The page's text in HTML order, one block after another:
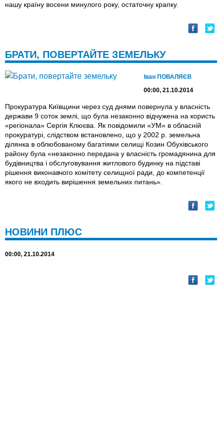
нашу країну восени минулого року, остаточну крапку.
БРАТИ, ПОВЕРТАЙТЕ ЗЕМЕЛЬКУ
Іван ПОВАЛЯЄВ
00:00, 21.10.2014
Прокуратура Київщини через суд днями повернула у власність
держави 9 соток землі, що була незаконно відчужена на користь
«регіонала» Сергія Клюєва. Як повідомили «УМ» в обласній
прокуратурі, слідством встановлено, що у 2002 р. земельна
ділянка в облюбованому багатіями селищі Козин Обухівського
району була «незаконно передана у власність громадянина для
будівництва і обслуговування житлового будинку на підставі
рішення виконавчого комітету селищної ради, до компетенції
якого не входить вирішення земельних питань».
НОВИНИ ПЛЮС
00:00, 21.10.2014